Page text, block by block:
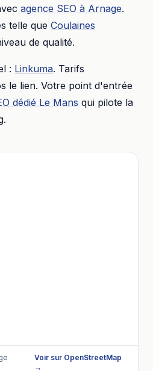
agence SEO à Arnage.
telle que Coulaines
de qualité.
: Linkuma. Tarifs
le lien. Votre point d'entrée
dédié Le Mans qui pilote la
Voir sur OpenStreetMap
→